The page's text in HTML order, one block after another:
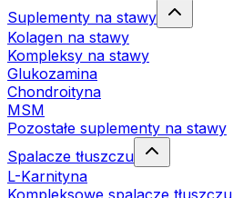
Suplementy na stawy
Kolagen na stawy
Kompleksy na stawy
Glukozamina
Chondroityna
MSM
Pozostałe suplementy na stawy
Spalacze tłuszczu
L-Karnityna